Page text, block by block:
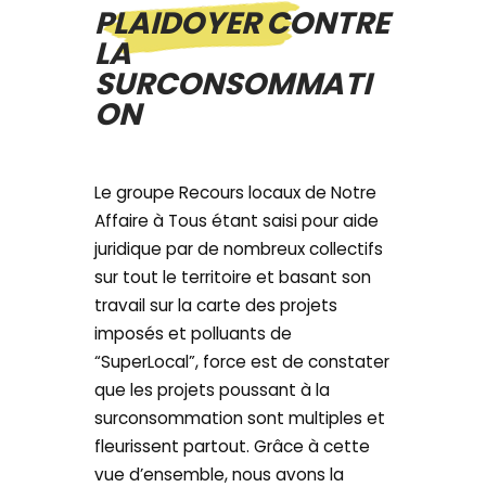
PLAIDOYER CONTRE
LA
SURCONSOMMATI
ON
Le groupe Recours locaux de Notre
Affaire à Tous étant saisi pour aide
juridique par de nombreux collectifs
sur tout le territoire et basant son
travail sur la carte des projets
imposés et polluants de
“SuperLocal”, force est de constater
que les projets poussant à la
surconsommation sont multiples et
fleurissent partout. Grâce à cette
vue d’ensemble, nous avons la